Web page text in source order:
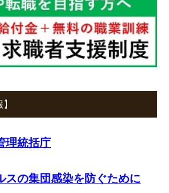
理統括庁
スの集団感染を防ぐために